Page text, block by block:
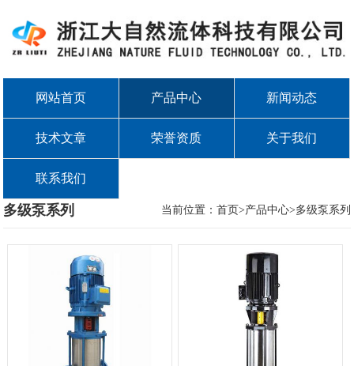
网站首页 产品中心 新闻动态
技术文章 荣誉资质 关于我们
联系我们
多级泵系列 当前位置：首页>产品中心>多级泵系列